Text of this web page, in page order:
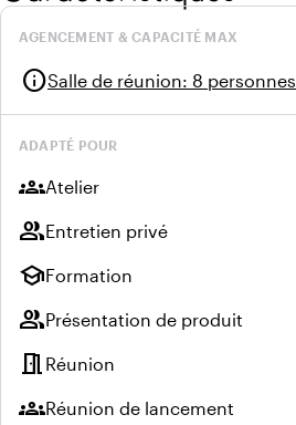
AGENCEMENT & CAPACITÉ MAX
infoSalle de réunion: 8 personnes
ADAPTÉ POUR
groupsAtelier
groupEntretien privé
schoolFormation
groupPrésentation de produit
meeting_room Réunion
groupsRéunion de lancement